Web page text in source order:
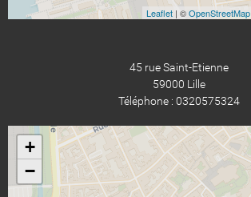
Leaflet | ©OpenStreetMap
45 rue Saint-Etienne
59000 Lille
Téléphone : 0320575324
+
−